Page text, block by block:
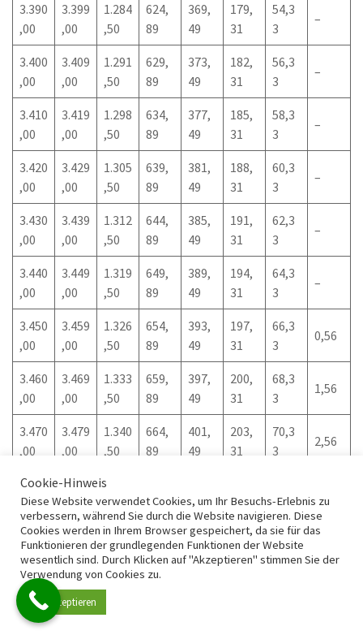
3.390
,00
3.399
,00
1.284
,50
624,
89
369,
49
179,
31
54,3
3
–
3.400
,00
3.409
,00
1.291
,50
629,
89
373,
49
182,
31
56,3
3
–
3.410
,00
3.419
,00
1.298
,50
634,
89
377,
49
185,
31
58,3
3
–
3.420
,00
3.429
,00
1.305
,50
639,
89
381,
49
188,
31
60,3
3
–
3.430
,00
3.439
,00
1.312
,50
644,
89
385,
49
191,
31
62,3
3
–
3.440
,00
3.449
,00
1.319
,50
649,
89
389,
49
194,
31
64,3
3
–
3.450
,00
3.459
,00
1.326
,50
654,
89
393,
49
197,
31
66,3
3
0,56
3.460
,00
3.469
,00
1.333
,50
659,
89
397,
49
200,
31
68,3
3
1,56
3.470
,00
3.479
,00
1.340
,50
664,
89
401,
49
203,
31
70,3
3
2,56
3.480
,00
3.489
,00
1.347
,50
89
49
31
3
3.490
,00
3.499
,00
1.354
,50
674,
89
409,
49
209,
31
74,3
3
3.500
,00
3.509
,00
1.361
Cookie-Hinweis
Diese Website verwendet Cookies, um Ihr Besuchs-Erlebnis zu
verbessern, während Sie durch die Website navigieren. Diese
Cookies werden in Ihrem Browser gespeichert, da sie für das
Funktionieren der grundlegenden Funktionen der Website
wesentlich sind. Durch Klicken auf "Akzeptieren" stimmen Sie der
Verwendung von Cookies zu.
Akzeptieren